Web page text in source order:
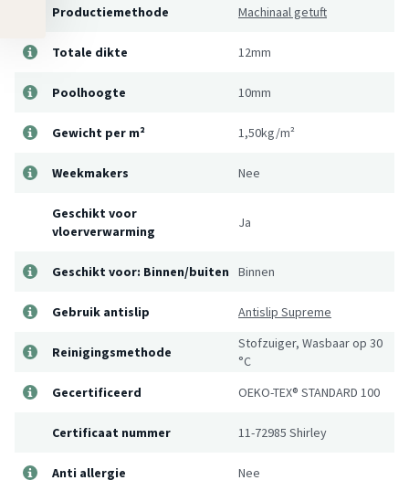
Productiemethode Machinaal getuft
Totale dikte 12mm
Poolhoogte 10mm
Gewicht per m² 1,50kg/m²
Weekmakers Nee
Geschikt voor
vloerverwarming
Ja
Geschikt voor: Binnen/buiten Binnen
Gebruik antislip Antislip Supreme
Reinigingsmethode
Stofzuiger, Wasbaar op 30
°C
Gecertificeerd
OEKO-TEX® STANDARD 100
Certificaat nummer 11-72985 Shirley
Anti allergie Nee